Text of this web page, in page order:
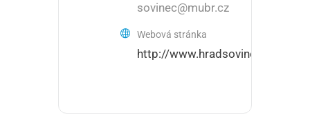
sovinec@mubr.cz
Webová stránka
http://www.hradsovinec.cz